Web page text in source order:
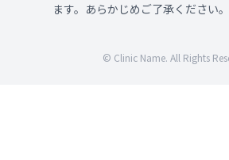
ます。あらかじめご了承ください。
© Clinic Name. All Rights